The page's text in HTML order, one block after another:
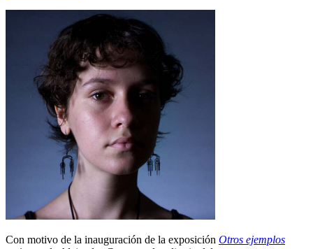
Con motivo de la inauguración de la exposición Otros ejemplos